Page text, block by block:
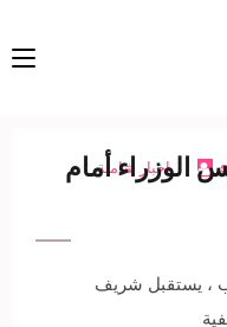
اخبار شاملة
الوزراء أمام